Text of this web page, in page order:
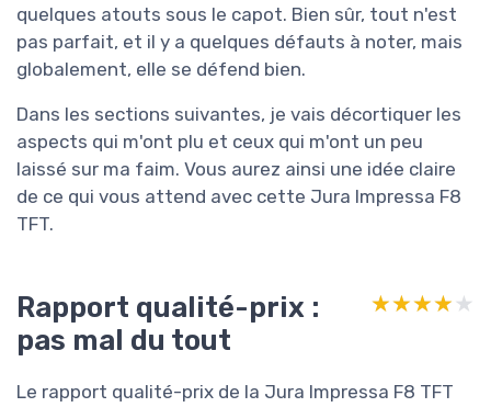
quelques atouts sous le capot. Bien sûr, tout n'est
pas parfait, et il y a quelques défauts à noter, mais
globalement, elle se défend bien.
Dans les sections suivantes, je vais décortiquer les
aspects qui m'ont plu et ceux qui m'ont un peu
laissé sur ma faim. Vous aurez ainsi une idée claire
de ce qui vous attend avec cette Jura Impressa F8
TFT.
Rapport qualité-prix :
pas mal du tout
★★★★★
★★★★★
Le rapport qualité-prix de la Jura Impressa F8 TFT